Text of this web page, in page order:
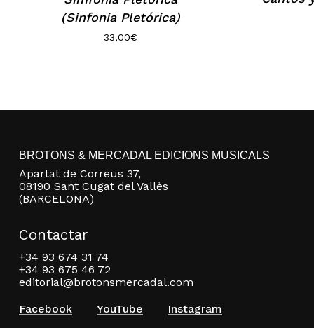
(Sinfonia Pletórica)
33,00€
BROTONS & MERCADAL EDICIONS MUSICALS
Apartat de Correus 37,
08190 Sant Cugat del Vallès
(BARCELONA)
Contactar
+34 93 674 31 74
+34 93 675 46 72
editorial@brotonsmercadal.com
Facebook
YouTube Instagram